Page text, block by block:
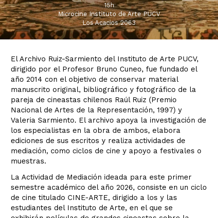
15h
Microcine Instituto de Arte PUCV
Los Acacios 2063
El Archivo Ruiz-Sarmiento del Instituto de Arte PUCV,
dirigido por el Profesor Bruno Cuneo, fue fundado el
año 2014 con el objetivo de conservar material
manuscrito original, bibliográfico y fotográfico de la
pareja de cineastas chilenos Raúl Ruiz (Premio
Nacional de Artes de la Representación, 1997) y
Valeria Sarmiento. El archivo apoya la investigación de
los especialistas en la obra de ambos, elabora
ediciones de sus escritos y realiza actividades de
mediación, como ciclos de cine y apoyo a festivales o
muestras.
La Actividad de Mediación ideada para este primer
semestre académico del año 2026, consiste en un ciclo
de cine titulado CINE-ARTE, dirigido a los y las
estudiantes del Instituto de Arte, en el que se